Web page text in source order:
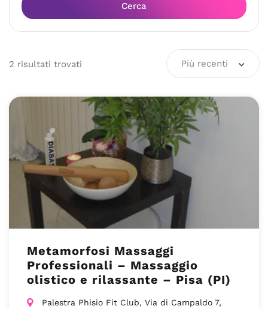
Cerca
2 risultati trovati Più recenti
Metamorfosi Massaggi
Professionali – Massaggio
olistico e rilassante – Pisa (PI)
Palestra Phisio Fit Club, Via di Campaldo 7,